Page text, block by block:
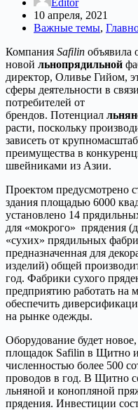
10 апреля, 2021
Важные темы,
Компания Safilin объявила
новой льнопрядильной
директор, Оливье Гийом,
сферы деятельности в
потребителей от
брендов. Потенциал
расти, поскольку
зависеть от
преимущества в
швейниками из Азии.
Проектом предусмотрено
здания площадью 6000
установлено 14
для «мокрого» прядения
«сухих» прядильных
предназначенная для
изделий) общей
год. Фабрики сухого
предприятию работать на
обеспечить
на рынке одежды.
Оборудование будет
площадок Safilin в Щитно
численностью более 500
проводов в год. В Щитно
льняной и конопляной
прядения. Инвестиции